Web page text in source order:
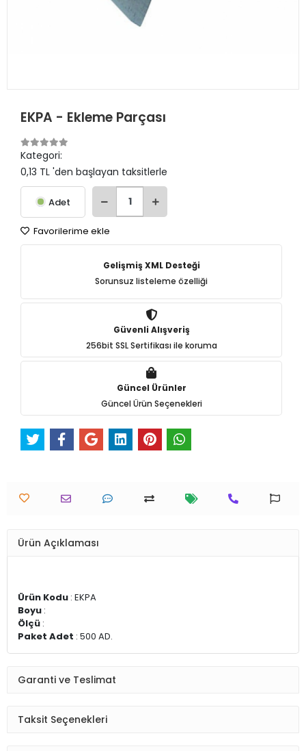
EKPA - Ekleme Parçası
Kategori:
0,13 TL 'den başlayan taksitlerle
Adet
Favorilerime ekle
Gelişmiş XML Desteği
Sorunsuz listeleme özelliği
Güvenli Alışveriş
256bit SSL Sertifikası ile koruma
Güncel Ürünler
Güncel Ürün Seçenekleri
Ürün Açıklaması
Ürün Kodu : EKPA
Boyu :
Ölçü :
Paket Adet : 500 AD.
Garanti ve Teslimat
Taksit Seçenekleri